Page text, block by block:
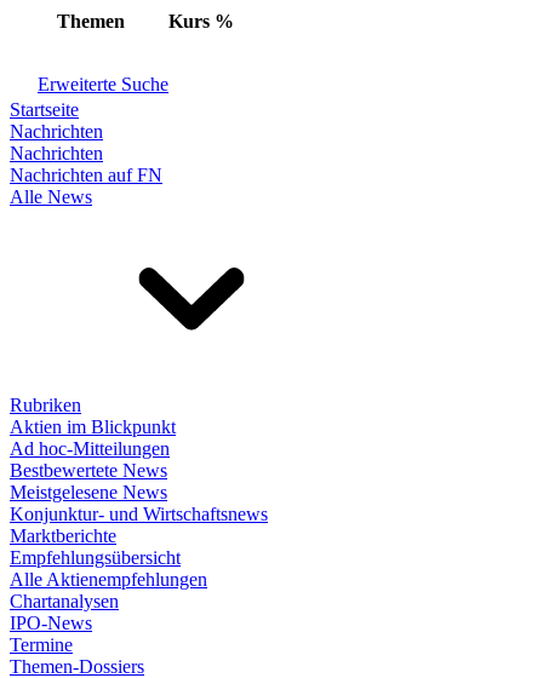
Themen Kurs %
Erweiterte Suche
Startseite
Nachrichten
Nachrichten
Nachrichten auf FN
Alle News
Rubriken
Aktien im Blickpunkt
Ad hoc-Mitteilungen
Bestbewertete News
Meistgelesene News
Konjunktur- und Wirtschaftsnews
Marktberichte
Empfehlungsübersicht
Alle Aktienempfehlungen
Chartanalysen
IPO-News
Termine
Themen-Dossiers